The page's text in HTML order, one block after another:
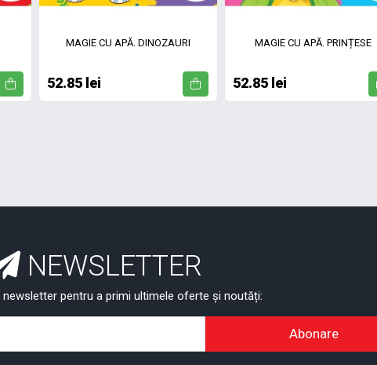
MAGIE CU APĂ. DINOZAURI
52.85 lei
MAGIE CU APĂ. PRINȚESE
52.85 lei
NEWSLETTER
pentru a primi ultimele oferte și noutăți:
Abonare